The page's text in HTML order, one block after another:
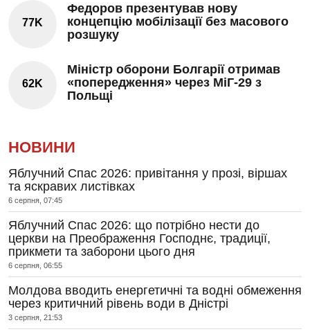
77K
Федоров презентував нову
концепцію мобілізації без масового
розшуку
62K
Міністр оборони Болгарії отримав
«попередження» через МіГ-29 з
Польщі
НОВИНИ
Яблучний Спас 2026: привітання у прозі, віршах
та яскравих листівках
6 серпня, 07:45
Яблучний Спас 2026: що потрібно нести до
церкви на Преображення Господнє, традиції,
прикмети та заборони цього дня
6 серпня, 06:55
Молдова вводить енергетичні та водні обмеження
через критичний рівень води в Дністрі
3 серпня, 21:53